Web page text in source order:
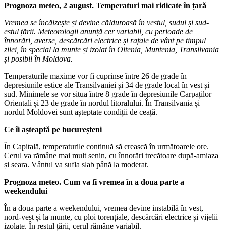
Prognoza meteo, 2 august. Temperaturi mai ridicate în țară
Vremea se încălzește și devine călduroasă în vestul, sudul și sud-
estul țării. Meteorologii anunță cer variabil, cu perioade de
înnorări, averse, descărcări electrice și rafale de vânt pe timpul
zilei, în special la munte și izolat în Oltenia, Muntenia, Transilvania
și posibil în Moldova.
Temperaturile maxime vor fi cuprinse între 26 de grade în
depresiunile estice ale Transilvaniei și 34 de grade local în vest și
sud. Minimele se vor situa între 8 grade în depresiunile Carpaților
Orientali și 23 de grade în nordul litoralului. În Transilvania și
nordul Moldovei sunt așteptate condiții de ceață.
Ce îi așteaptă pe bucureșteni
În Capitală, temperaturile continuă să crească în următoarele ore.
Cerul va rămâne mai mult senin, cu înnorări trecătoare după-amiaza
și seara. Vântul va sufla slab până la moderat.
Prognoza meteo. Cum va fi vremea în a doua parte a
weekendului
În a doua parte a weekendului, vremea devine instabilă în vest,
nord-vest și la munte, cu ploi torențiale, descărcări electrice și vijelii
izolate. În restul țării, cerul rămâne variabil.